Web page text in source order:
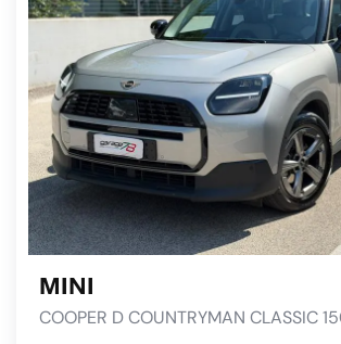
MINI
COOPER D COUNTRYMAN CLASSIC